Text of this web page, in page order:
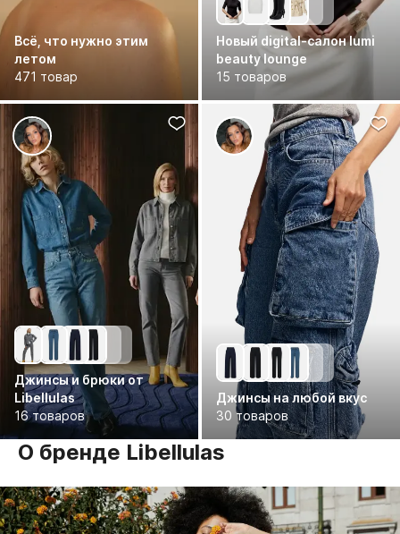
Всё, что нужно этим
летом
471 товар
Новый digital-салон lumi
beauty lounge
15 товаров
Джинсы и брюки от
Libellulas
16 товаров
Джинсы на любой вкус
30 товаров
О бренде Libellulas